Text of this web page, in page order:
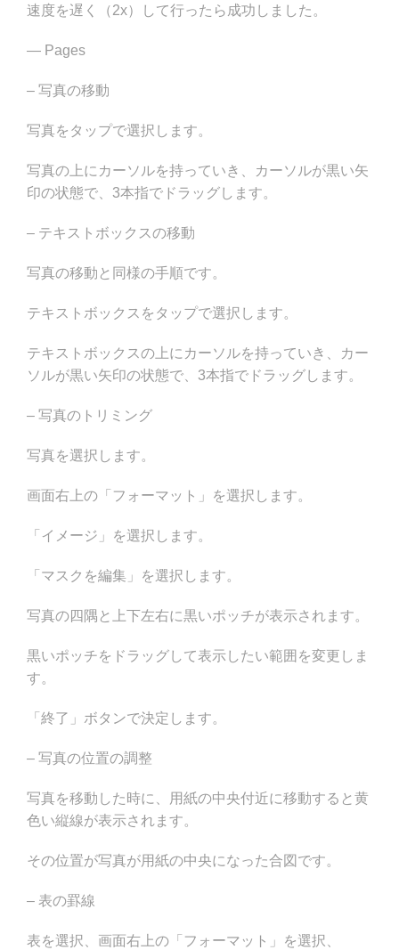
速度を遅く（2x）して行ったら成功しました。
— Pages
– 写真の移動
写真をタップで選択します。
写真の上にカーソルを持っていき、カーソルが黒い矢
印の状態で、3本指でドラッグします。
– テキストボックスの移動
写真の移動と同様の手順です。
テキストボックスをタップで選択します。
テキストボックスの上にカーソルを持っていき、カー
ソルが黒い矢印の状態で、3本指でドラッグします。
– 写真のトリミング
写真を選択します。
画面右上の「フォーマット」を選択します。
「イメージ」を選択します。
「マスクを編集」を選択します。
写真の四隅と上下左右に黒いポッチが表示されます。
黒いポッチをドラッグして表示したい範囲を変更しま
す。
「終了」ボタンで決定します。
– 写真の位置の調整
写真を移動した時に、用紙の中央付近に移動すると黄
色い縦線が表示されます。
その位置が写真が用紙の中央になった合図です。
– 表の罫線
表を選択、画面右上の「フォーマット」を選択、